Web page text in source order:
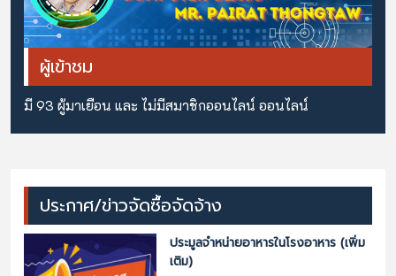
ผู้เข้าชม
มี 93 ผู้มาเยือน และ ไม่มีสมาชิกออนไลน์ ออนไลน์
ประกาศ/ข่าวจัดซื้อจัดจ้าง
ประมูลจำหน่ายอาหารในโรงอาหาร (เพิ่ม
เติม)